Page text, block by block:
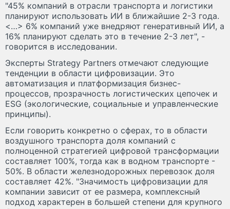
"45% компаний в отрасли транспорта и логистики
планируют использовать ИИ в ближайшие 2-3 года.
<…> 6% компаний уже внедряют генеративный ИИ, а
16% планируют сделать это в течение 2-3 лет", -
говорится в исследовании.
Эксперты Strategy Partners отмечают следующие
тенденции в области цифровизации. Это
автоматизация и платформизация бизнес-
процессов, прозрачность логистических цепочек и
ESG (экологические, социальные и управленческие
принципы).
Если говорить конкретно о сферах, то в области
воздушного транспорта доля компаний с
полноценной стратегией цифровой трансформации
составляет 100%, тогда как в водном транспорте -
50%. В области железнодорожных перевозок доля
составляет 42%. "Значимость цифровизации для
компании зависит от ее размера, комплексный
подход характерен в большей степени для крупного